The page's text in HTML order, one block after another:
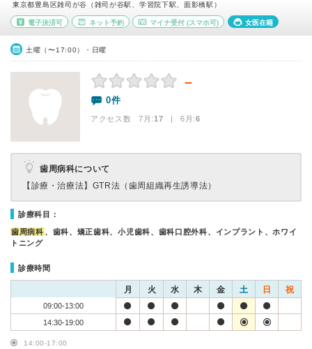
東京都豊島区雑司が谷（雑司が谷駅、学習院下駅、面影橋駅）
電子決済可 ネット予約 マイナ受付 (スマホ可) 女医在籍
土曜（〜17:00）・日曜
－
0件
アクセス数 7月:17 | 6月:6
歯周病科について
【診療・治療法】 GTR法（歯周組織再生誘導法）
診療科目：
歯周病科 、歯科、矯正歯科、小児歯科、歯科口腔外科、インプラント、ホワイ
トニング
診療時間
月 火 水 木 金 土 日 祝
09:00-13:00
14:30-19:00
14:00-17:00